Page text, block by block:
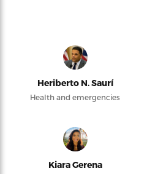
Heriberto N. Saurí
Health and emergencies
Kiara Gerena